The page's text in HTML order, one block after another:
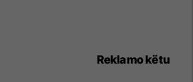
Reklamo këtu